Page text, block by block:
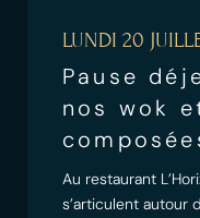
LUNDI 20
Pause
nos wok
Au restaurant
s’articulent autour